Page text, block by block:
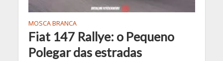
MOSCA BRANCA
Fiat 147 Rallye: o Pequeno
Polegar das estradas